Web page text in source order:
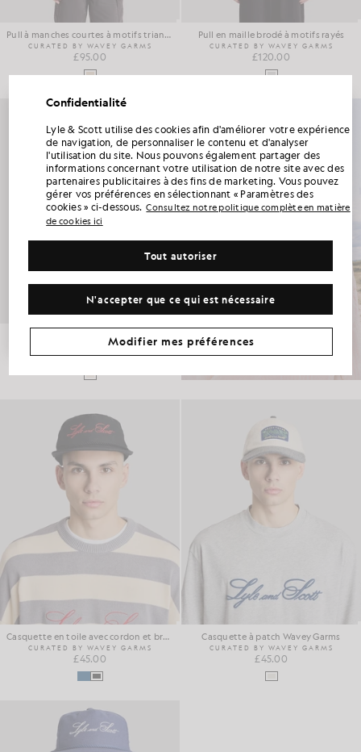
Pull à manches courtes à motifs triangulaires
CURATED BY WAVEY GARMS
£95.00
Pull en maille brodé à motifs rayés
CURATED BY WAVEY GARMS
£120.00
Veste de sport translucide
CURATED BY WAVEY GARMS
£150.00 EN SAVOIR PLUS
Casquette en toile avec cordon et broderie
CURATED BY WAVEY GARMS
£45.00
Casquette à patch Wavey Garms
CURATED BY WAVEY GARMS
£45.00
Confidentialité
Lyle & Scott utilise des cookies afin d'améliorer votre expérience
de navigation, de personnaliser le contenu et d'analyser
l'utilisation du site. Nous pouvons également partager des
informations concernant votre utilisation de notre site avec des
partenaires publicitaires à des fins de marketing. Vous pouvez
gérer vos préférences en sélectionnant « Paramètres des
cookies » ci-dessous. Consultez notre politique complète en matière
de cookies ici
N'accepter que ce qui est nécessaire
Tout autoriser
Modifier mes préférences
BÉNÉFICIEZ DE 15 % DE RÉDUCTION SUR
VOTRE PREMIÈRE COMMANDE
Rejoignez le Club Lyle & Scott et soyez parmi les premiers à découvrir les nouveautés
de la saison, les collaborations et les soldes saisonniers réservés aux membres, ainsi
qu’un code de bienvenue exclusif vous offrant 15 % de réduction.
Avez-vous d'autres préférences en matière de communication ?